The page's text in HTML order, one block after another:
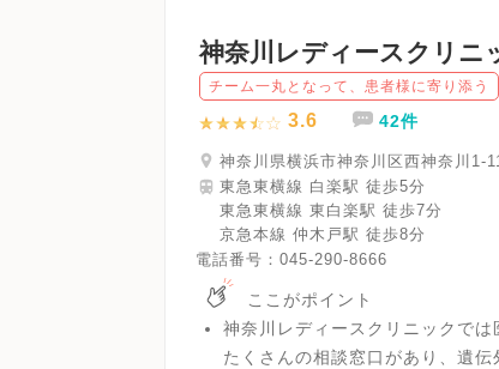
神奈川レディースクリニ
チーム一丸となって、患者様に寄り添う
3.6 42件
神奈川県横浜市神奈川区西神奈川1-
東急東横線 白楽駅 徒歩5分
東急東横線 東白楽駅 徒歩7分
京急本線 仲木戸駅 徒歩8分
電話番号： 045-290-8666
ここがポイント
神奈川レディースクリニックでは
たくさんの相談窓口があり、遺